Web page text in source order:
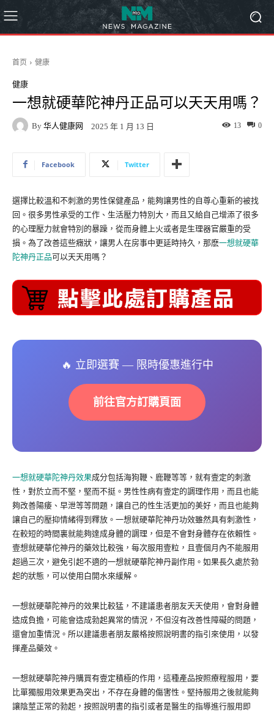
首页 健康
健康
一想就硬華陀神丹正品可以天天用嗎？
By 华人健康网 2025 年 1 月 13 日 0
13
Facebook Twitter
選擇比較溫和不刺激的男性保健產品，能夠讓男性的自尊心重新的被找
回。很多男性承受的工作、生活壓力特別大，而且又給自己增添了很多
的心理壓力就會特別的暴躁，從而身體上火或者是生理器官嚴重的受
損。為了改善這些癥狀，讓男人在房事中更延時持久，那麽一想就硬華
陀神丹正品可以天天用嗎？
🔥 立即選賽 — 限時優惠進行中
前往官方訂購頁面
一想就硬華陀神丹效果成分包括海狗鞭、鹿鞭等等，就有壹定的刺激
性，對於立而不堅，堅而不挺。男性性病有壹定的調理作用，而且也能
夠改善陽痿、早泄等等問題，讓自己的性生活更加的美好，而且也能夠
讓自己的壓抑情緒得到釋放。一想就硬華陀神丹功效雖然具有刺激性，
在較短的時間裏就能夠達成身體的調理，但是不會對身體存在依賴性。
壹想就硬華佗神丹的藥效比較強，每次服用壹粒，且壹個月內不能服用
超過三次，避免引起不適的一想就硬華陀神丹副作用。如果長久處於勃
起的狀態，可以使用白開水來緩解。
一想就硬華陀神丹的效果比較猛，不建議患者朋友天天使用，會對身體
造成負擔，可能會造成勃起異常的情況，不但沒有改善性障礙的問題，
還會加重情況。所以建議患者朋友嚴格按照說明書的指引來使用，以發
揮產品藥效。
一想就硬華陀神丹購買有壹定積極的作用，這種產品按照療程服用，要
比單獨服用效果更為突出，不存在身體的傷害性。堅持服用之後就能夠
讓陰莖正常的勃起，按照說明書的指引或者是醫生的指導進行服用即